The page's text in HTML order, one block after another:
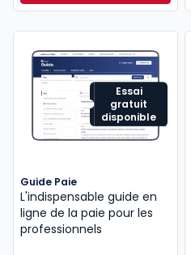
Essai
gratuit
disponible
Guide Paie
L'indispensable guide en
ligne de la paie pour les
professionnels